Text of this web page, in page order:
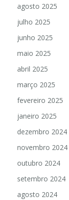
agosto 2025
julho 2025
junho 2025
maio 2025
abril 2025
março 2025
fevereiro 2025
janeiro 2025
dezembro 2024
novembro 2024
outubro 2024
setembro 2024
agosto 2024